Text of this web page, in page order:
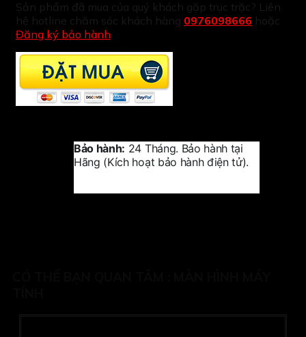
Sản phẩm đã mua của quý khách gặp trục trặc? Liên
hệ hotline chăm sóc khách hàng 0976098666 hoặc
Đăng ký bảo hành
Bảo hành: 24 Tháng. Bảo hành tại
Hãng (Kích hoạt bảo hành điện tử).